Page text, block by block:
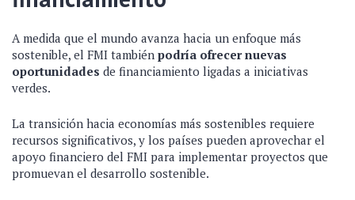
A medida que el mundo avanza hacia un enfoque más
sostenible, el FMI también podría ofrecer nuevas
oportunidades de financiamiento ligadas a iniciativas
verdes.
La transición hacia economías más sostenibles requiere
recursos significativos, y los países pueden aprovechar el
apoyo financiero del FMI para implementar proyectos que
promuevan el desarrollo sostenible.